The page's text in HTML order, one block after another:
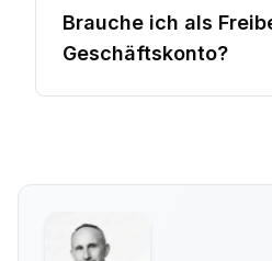
Brauche ich als
Geschäftskonto?